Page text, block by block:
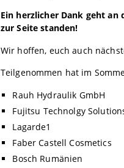
Ein herzlicher Dank geht
zur Seite standen!
Wir hoffen, euch auch
Teilgenommen hat im
Rauh Hydraulik GmbH
Fujitsu Technolgy
Lagarde1
Faber Castell Cosmetics
Bosch Rumänien